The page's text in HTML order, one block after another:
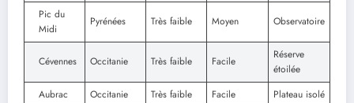
Pic du
Midi
Pyrénées Très faible Moyen Observatoire
Cévennes Occitanie Très faible Facile
Réserve
étoilée
Aubrac
Occitanie Très faible Facile
Plateau isolé